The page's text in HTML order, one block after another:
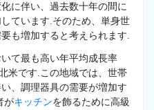
に伴い、過去数十年の間に
ています.そのため、単身世
も増加すると考えられます.
て最も高い年平均成長率
米です.この地域では、世帯
、調理器具の需要が増加す
がキッチンを飾るために高級